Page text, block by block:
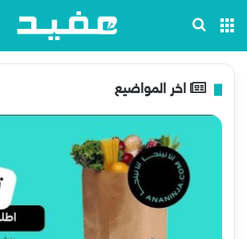
القائمة
اخر المواضيع